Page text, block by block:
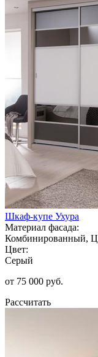
Шкаф-купе Ухура
Материал фасада:
Комбинированный,
Цвет:
Серый
от 75 000 руб.
Рассчитать